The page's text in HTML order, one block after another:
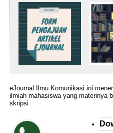
eJournal Ilmu Komunikasi ini
ilmiah mahasiswa yang materinya
skripsi